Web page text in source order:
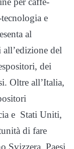
e
al
del
dei
Oltre all’Italia,
e Stati Uniti,
di fare
Svizzera, Paesi